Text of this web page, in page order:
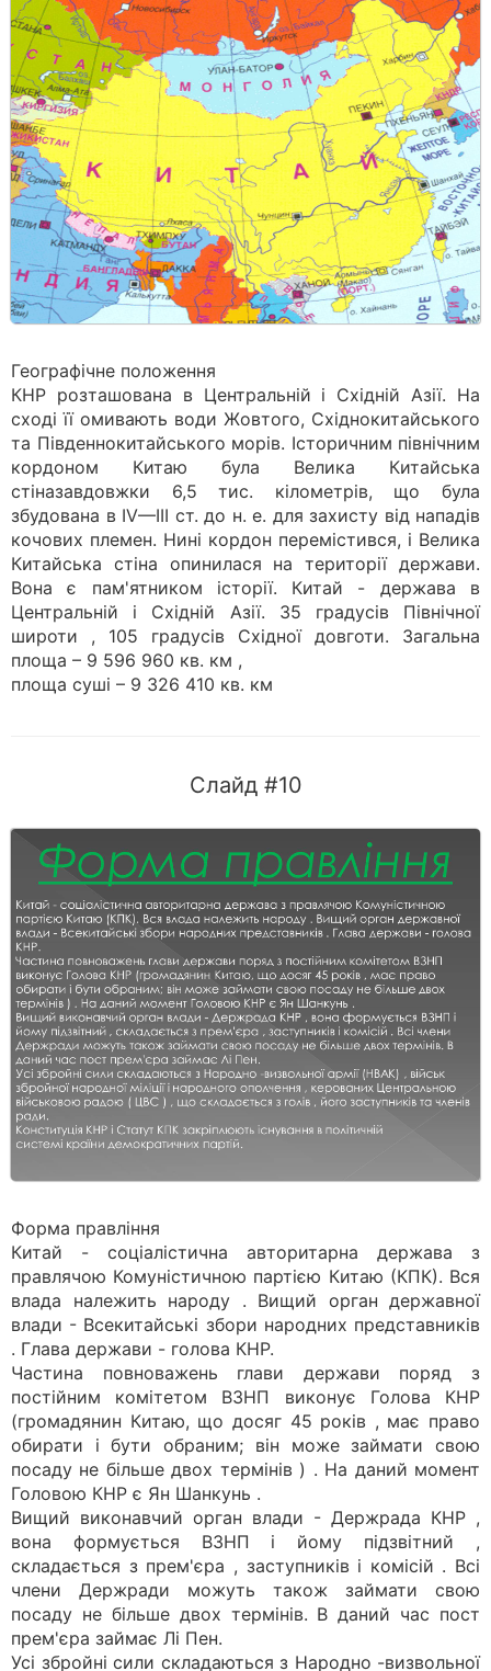
Географічне положення
КНР розташована в Центральній і Східній Азії. На
сході її омивають води Жовтого, Східнокитайського
та Південнокитайського морів. Історичним північним
кордоном Китаю була Велика Китайська
стіназавдовжки 6,5 тис. кілометрів, що була
збудована в IV—III ст. до н. е. для захисту від нападів
кочових племен. Нині кордон перемістився, і Велика
Китайська стіна опинилася на території держави.
Вона є пам'ятником історії. Китай - держава в
Центральній і Східній Азії. 35 градусів Північної
широти , 105 градусів Східної довготи. Загальна
площа – 9 596 960 кв. км ,
площа суші – 9 326 410 кв. км
Слайд #10
Форма правління
Китай - соціалістична авторитарна держава з
правлячою Комуністичною партією Китаю (КПК). Вся
влада належить народу . Вищий орган державної
влади - Всекитайські збори народних представників
. Глава держави - ​​голова КНР.
Частина повноважень глави держави поряд з
постійним комітетом ВЗНП виконує Голова КНР
(громадянин Китаю, що досяг 45 років , має право
обирати і бути обраним; він може займати свою
посаду не більше двох термінів ) . На даний момент
Головою КНР є Ян Шанкунь .
Вищий виконавчий орган влади - Держрада КНР ,
вона формується ВЗНП і йому підзвітний ,
складається з прем'єра , заступників і комісій . Всі
члени Держради можуть також займати свою
посаду не більше двох термінів. В даний час пост
прем'єра займає Лі Пен.
Усі збройні сили складаються з Народно -визвольної